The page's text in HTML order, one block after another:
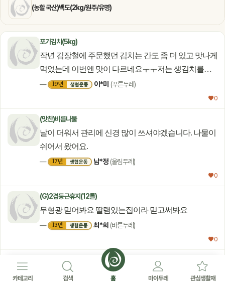
(농할 국산)백도(2kg/원주/유명)
포기김치(5kg)
작년 김장철에 주문했던 김치는 간도 좀 더 있고 맛나게
먹었는데 이번엔 맛이 다르네요ㅜㅜ저는 생김치를
좋아하는데 맹맹해서 살짝 익혔더니 그나마
같아서 찌개를 끓여도 밋밋해요.
— 19년 생협운동 이*미 (푸른두레)
♥ 0
(맛찬)비름나물
날이 더워서 관리에 신경 많이 쓰셔야겠습니다. 나물이
쉬어서 왔어요.
— 17년 생협운동 남*정 (울림두레)
♥ 0
(G)2겹둥근휴지(12롤)
무형광 믿어봐요 딸램있는집이라 믿고써봐요
— 13년 생협운동 최*희 (바른두레)
♥ 0
우리콩부침용두부(420g)
두부를 오랫동안 사 먹고 있는데 요즘 왜이렇죠?
카테고리 검색 홈 마이두레 관심생활재